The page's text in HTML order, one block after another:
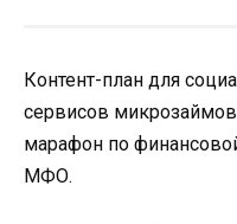
Контент-план для
сервисов
марафон по
МФО.